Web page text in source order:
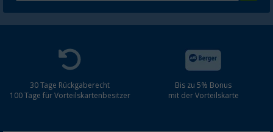
30 Tage Rückgaberecht
100 Tage für Vorteilskartenbesitzer
Bis zu 5% Bonus
mit der Vorteilskarte